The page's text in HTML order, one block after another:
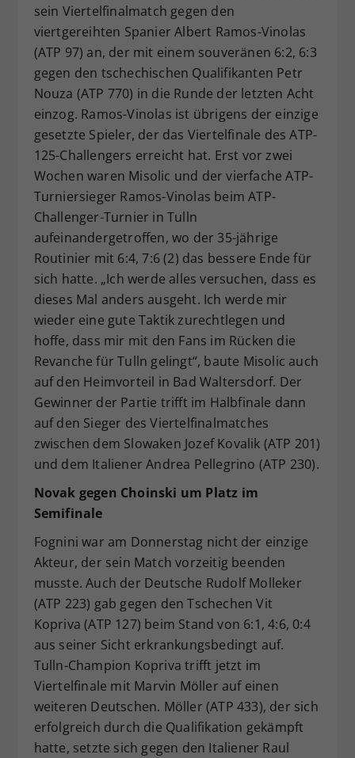
sein Viertelfinalmatch gegen den
viertgereihten Spanier Albert Ramos-Vinolas
(ATP 97) an, der mit einem souveränen 6:2, 6:3
gegen den tschechischen Qualifikanten Petr
Nouza (ATP 770) in die Runde der letzten Acht
einzog. Ramos-Vinolas ist übrigens der einzige
gesetzte Spieler, der das Viertelfinale des ATP-
125-Challengers erreicht hat. Erst vor zwei
Wochen waren Misolic und der vierfache ATP-
Turniersieger Ramos-Vinolas beim ATP-
Challenger-Turnier in Tulln
aufeinandergetroffen, wo der 35-jährige
Routinier mit 6:4, 7:6 (2) das bessere Ende für
sich hatte. „Ich werde alles versuchen, dass es
dieses Mal anders ausgeht. Ich werde mir
wieder eine gute Taktik zurechtlegen und
hoffe, dass mir mit den Fans im Rücken die
Revanche für Tulln gelingt“, baute Misolic auch
auf den Heimvorteil in Bad Waltersdorf. Der
Gewinner der Partie trifft im Halbfinale dann
auf den Sieger des Viertelfinalmatches
zwischen dem Slowaken Jozef Kovalik (ATP 201)
und dem Italiener Andrea Pellegrino (ATP 230).
Novak gegen Choinski um Platz im
Semifinale
Fognini war am Donnerstag nicht der einzige
Akteur, der sein Match vorzeitig beenden
musste. Auch der Deutsche Rudolf Molleker
(ATP 223) gab gegen den Tschechen Vit
Kopriva (ATP 127) beim Stand von 6:1, 4:6, 0:4
aus seiner Sicht erkrankungsbedingt auf.
Tulln-Champion Kopriva trifft jetzt im
Viertelfinale mit Marvin Möller auf einen
weiteren Deutschen. Möller (ATP 433), der sich
erfolgreich durch die Qualifikation gekämpft
hatte, setzte sich gegen den Italiener Raul